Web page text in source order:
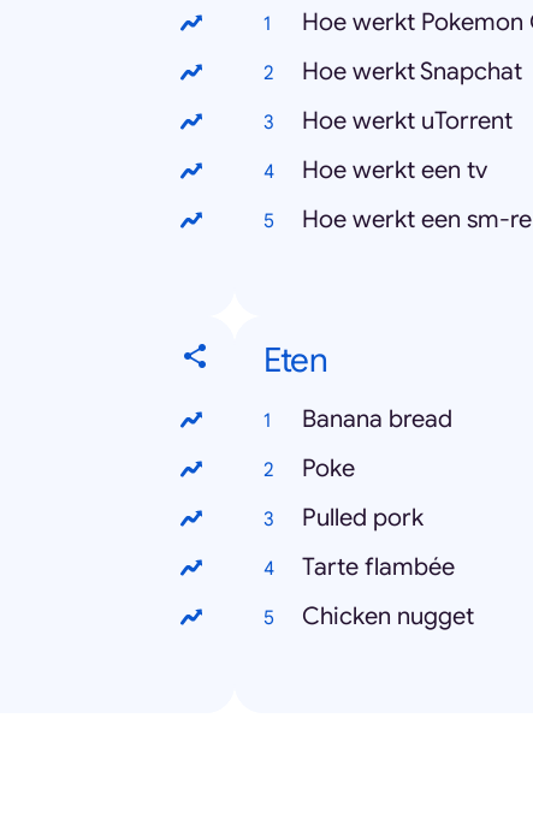
Hoe werkt Pokemon
Hoe werkt Snapchat
Hoe werkt uTorrent
Hoe werkt een tv
Hoe werkt een sm-
Eten
Banana bread
Poke
Pulled pork
Tarte flambée
Chicken nugget